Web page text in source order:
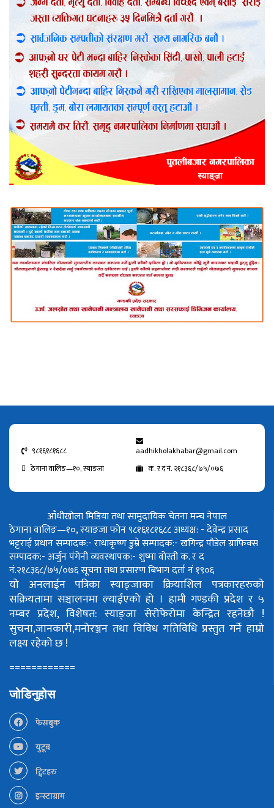
९८१६१८१६८८
aadhikholakhabar@gmail.com
ठेगाना वालिङ—१०, स्याङजा
क. र द नं. २१८३६८/७५/०७६
आँधीखोला मिडिया तथा सामुदायिक चेतना मन्च नेपाल
ठेगाना वालिङ—१०, स्याङजा फोन ९८१६१८१६८८अध्यक्ष: - देवेन्द्र प्रसाद
भट्टराईप्रधान सम्पादक:- राधाकृष्ण डुम्रेसम्पादक:- खगिन्द्र पौडेलग्राफिक्स
सम्पादक:- अर्जुन पंगेनीव्यवस्थापक:- शुष्मा वोस्तीक. र द
नं.२१८३६८/७५/०७६सूचना तथा प्रसारण बिभाग दर्ता नं १९०६
यो अनलाईन पत्रिका स्याङ्जाका क्रियाशिल पत्रकारहरुको
सक्रियतामा सञ्चालनमा ल्याईएको हो । हामी गण्डकी प्रदेश र ५
नम्बर प्रदेश, विशेषत: स्याङ्जा सेरोफेरोमा केन्द्रित रहनेछौ !
सुचना,जानकारी,मनोरञ्जन तथा विविध गतिविधि प्रस्तुत गर्ने हाम्रो
लक्ष्य रहेको छ !
============
जोडिनुहोस
फेसबुक
युटूब
ट्विटहरु
इन्स्टाग्राम